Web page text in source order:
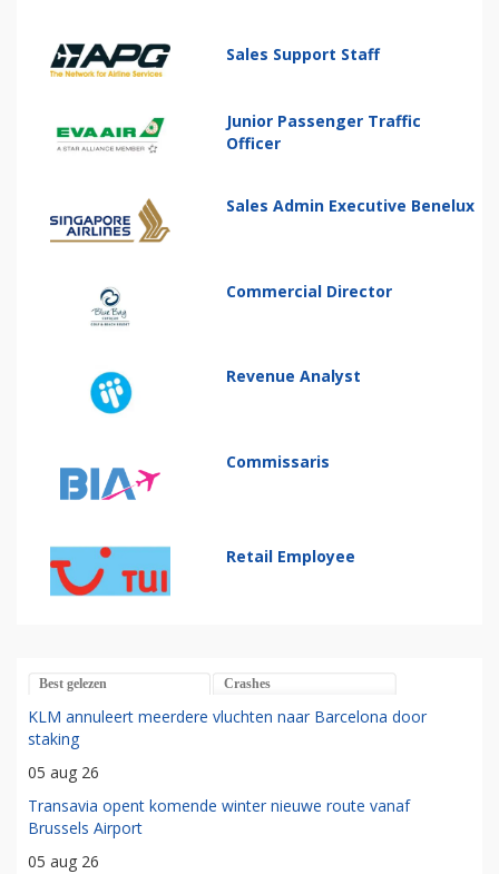
Sales Support Staff
Junior Passenger Traffic
Officer
Sales Admin Executive Benelux
Commercial Director
Revenue Analyst
Commissaris
Retail Employee
Best gelezen Crashes
KLM annuleert meerdere vluchten naar Barcelona door
staking
05 aug 26
Transavia opent komende winter nieuwe route vanaf
Brussels Airport
05 aug 26